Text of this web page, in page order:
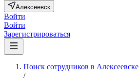
Алексеевск
Войти
Войти
Зарегистрироваться
Поиск сотрудников в Алексеевске
/